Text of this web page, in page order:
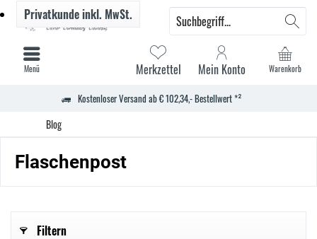
Kostenloser Versand ab € 102,34,- Bestellwert *²
Warenkorb
Merkzettel Mein Konto
Privatkundeinkl. MwSt.
Menü
Blog
Flaschenpost
Filtern